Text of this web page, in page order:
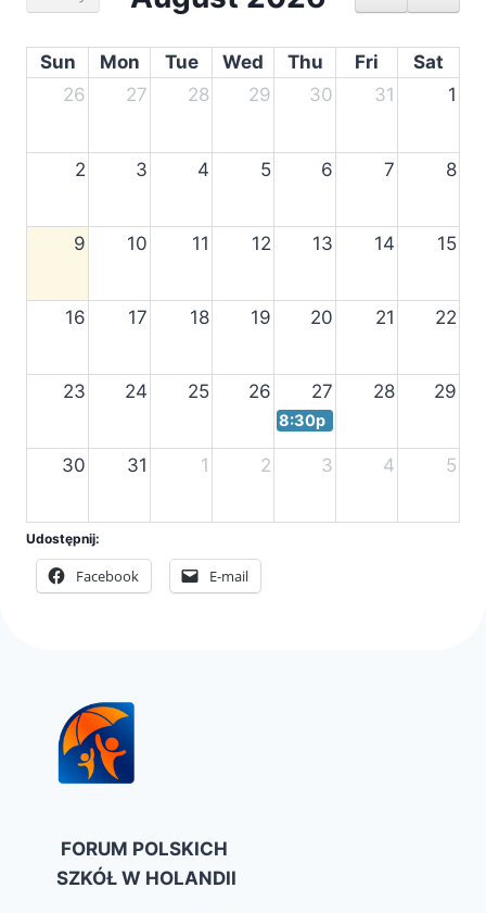
Sun Mon Tue Wed Thu Fri
Sat
26
27 28 29 30 31 1
2 3 4 5 6 7 8
9 10 11 12 13 14 15
16 17 18 19 20 21 22
23 24 25 26 27 28 29
8:30p
30 31 1 2 3 4 5
Udostępnij:
Facebook E-mail
FORUM POLSKICH
SZKÓŁ W HOLANDII